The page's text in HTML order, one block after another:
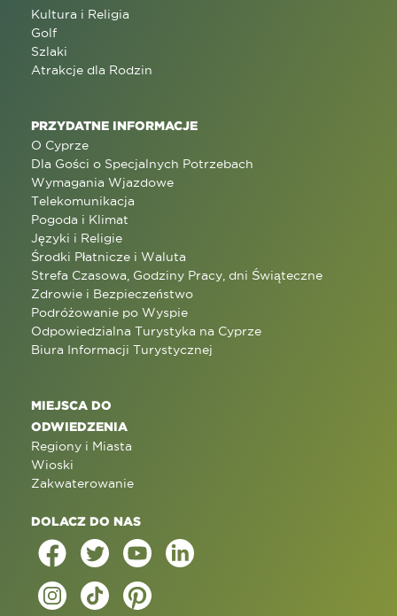
Kultura i Religia
Golf
Szlaki
Atrakcje dla Rodzin
PRZYDATNE INFORMACJE
O Cyprze
Dla Gości o Specjalnych Potrzebach
Wymagania Wjazdowe
Telekomunikacja
Pogoda i Klimat
Języki i Religie
Środki Płatnicze i Waluta
Strefa Czasowa, Godziny Pracy, dni Świąteczne
Zdrowie i Bezpieczeństwo
Podróżowanie po Wyspie
Odpowiedzialna Turystyka na Cyprze
Biura Informacji Turystycznej
MIEJSCA DO
ODWIEDZENIA
Regiony i Miasta
Wioski
Zakwaterowanie
DOLACZ DO NAS